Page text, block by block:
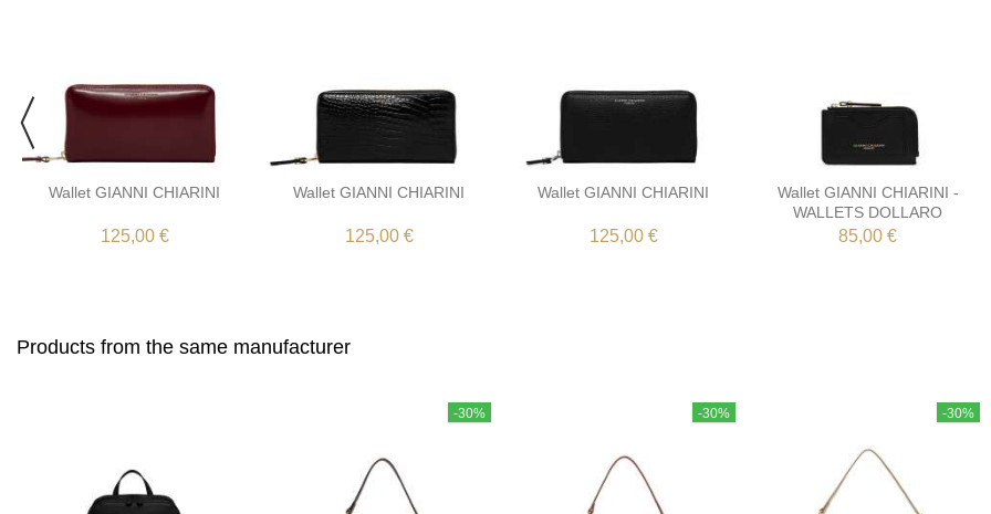
Wallet GIANNI CHIARINI
125,00 €
Wallet GIANNI CHIARINI
125,00 €
Wallet GIANNI CHIARINI
125,00 €
Wallet GIANNI CHIARINI -
WALLETS DOLLARO
85,00 €
Products from the same manufacturer
-30% -30% -30%